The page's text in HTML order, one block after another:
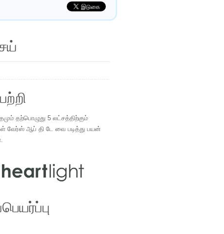
தற்பொழுது 5 லட்சத்திற்கும்
வேர்ஸ் ஆப் தி டே வை படித்து பயன்